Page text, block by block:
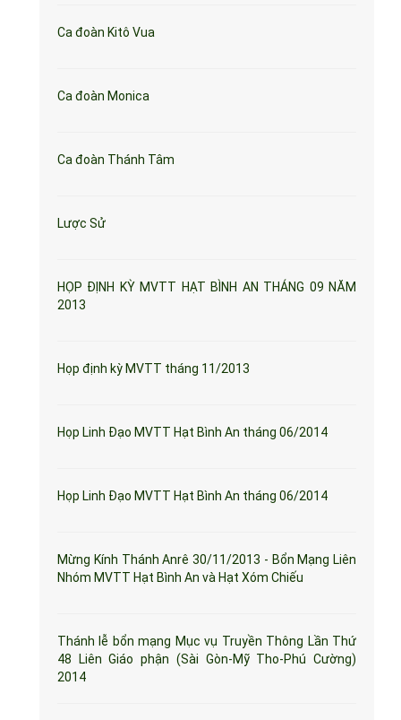
Ca đoàn Kitô Vua
Ca đoàn Monica
Ca đoàn Thánh Tâm
Lược Sử
HỌP ĐỊNH KỲ MVTT HẠT BÌNH AN THÁNG 09 NĂM
2013
Họp định kỳ MVTT tháng 11/2013
Họp Linh Đạo MVTT Hạt Bình An tháng 06/2014
Họp Linh Đạo MVTT Hạt Bình An tháng 06/2014
Mừng Kính Thánh Anrê 30/11/2013 - Bổn Mạng Liên
Nhóm MVTT Hạt Bình An và Hạt Xóm Chiếu
Thánh lễ bổn mạng Mục vụ Truyền Thông Lần Thứ
48 Liên Giáo phận (Sài Gòn-Mỹ Tho-Phú Cường)
2014